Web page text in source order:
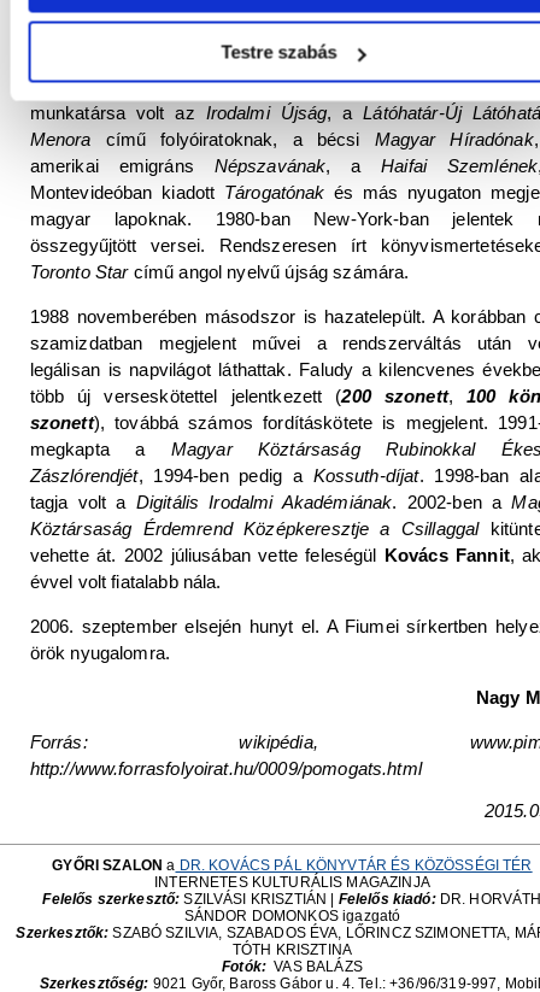
Testre szabás
folyóirat szerkesztőbizottságának, 1986-1989-ben a
Szivárványcímű folyóirat szerkesztőségének. Ezek
munkatársa volt az Irodalmi Újság, aLátóhatár-Új
Menora című folyóiratoknak, a bécsi Magyar Híradónak
amerikai emigráns Népszavának, aHaifai Szemlének
Montevideóban kiadott Tárogatónak és más nyugaton
magyar lapoknak. 1980-ban New-York-ban jelentek
összegyűjtött versei. Rendszeresen írt
Toronto Starcímű angol nyelvű újság számára.
1988 novemberében másodszor is hazatelepült. A korábban
szamizdatban megjelent művei a rendszerváltás után
legálisan is napvilágot láthattak. Faludy a kilencvenes
több új verseskötettel jelentkezett (200 szonett, 100
szonett), továbbá számos fordításkötete is megjelent.
megkapta a Magyar Köztársaság Rubinokkal
Zászlórendjét, 1994-ben pedig a Kossuth-díjat. 1998-ban
tagja volt a Digitális Irodalmi Akadémiának. 2002-ben a
Köztársaság Érdemrend Középkeresztje a Csillaggal
vehette át. 2002 júliusában vette feleségül Kovács Fannit,
évvel volt fiatalabb nála.
2006. szeptember elsején hunyt el. A Fiumei sírkertben
örök nyugalomra.
Nagy
Forrás: wikipédia,
http://www.forrasfolyoirat.hu/0009/pomogats.html
GYŐRI SZALON a DR. KOVÁCS PÁL KÖNYVTÁR ÉS KÖZÖSSÉGI TÉR
INTERNETES KULTURÁLIS MAGAZINJA
Felelős szerkesztő: SZILVÁSI KRISZTIÁN | Felelős kiadó:DR.
SÁNDOR DOMONKOS igazgató
Szerkesztők:SZABÓ SZILVIA, SZABADOS ÉVA, LŐRINCZ SZIMONETTA,
TÓTH KRISZTINA
Fotók: VAS BALÁZS
Szerkesztőség: 9021 Győr, Baross Gábor u. 4. Tel.: +36/96/319-997,